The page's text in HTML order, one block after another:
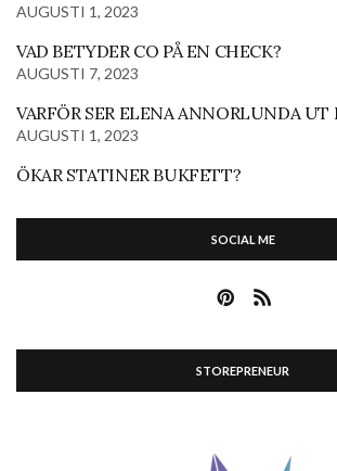
AUGUSTI 1, 2023
VAD BETYDER CO PÅ EN CHECK?
AUGUSTI 7, 2023
VARFÖR SER ELENA ANNORLUNDA UT
AUGUSTI 1, 2023
ÖKAR STATINER BUKFETT?
SOCIAL ME
STOREPRENEUR